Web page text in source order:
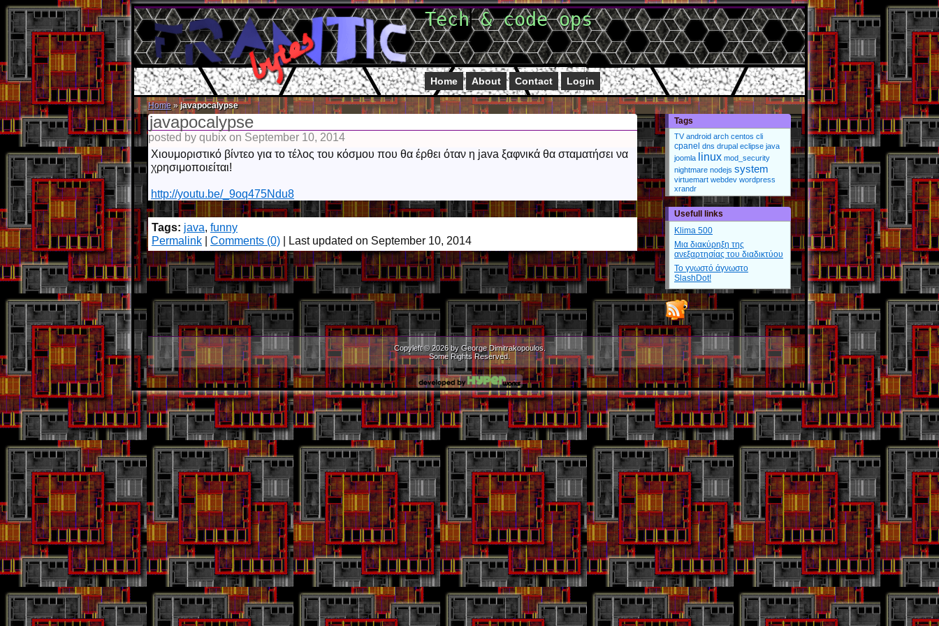
Tech & code ops
Home About Contact Login
Home»javapocalypse
javapocalypse
posted by qubix on September 10, 2014
Χιουμοριστικό βίντεο για το τέλος του κόσμου που θα έρθει όταν η java ξαφνικά θα σταματήσει να
χρησιμοποιείται!
http://youtu.be/_9oq475Ndu8
Tags: java, funny
Permalink
Comments (0) | Last updated on September 10, 2014
Tags
TV android arch centos cli
cpanel dns drupal eclipse java
joomla
linux mod_security
nightmare nodejs system
virtuemart webdev wordpress
xrandr
Usefull links
Klima 500
Μια διακύρηξη της
ανεξαρτησίας του διαδικτύου
Το γνωστό άγνωστο
SlashDot!
Copyleft © 2026 by George Dimitrakopoulos.
Some Rights Reserved.